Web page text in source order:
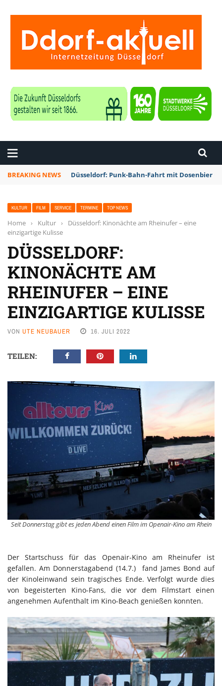
BREAKING NEWS Düsseldorf: Punk-Bahn-Fahrt mit Dosenbier
KULTUR FILM SERVICE TERMINE TOP NEWS
Home › Kultur ›
Düsseldorf: Kinonächte am Rheinufer – eine
einzigartige Kulisse
DÜSSELDORF:
KINONÄCHTE AM
RHEINUFER – EINE
EINZIGARTIGE KULISSE
VON UTE NEUBAUER 16. JULI 2022
TEILEN:
Seit Donnerstag gibt es jeden Abend einen Film im Openair-Kino am Rhein
Der Startschuss für das Openair-Kino am Rheinufer ist
gefallen. Am Donnerstagabend (14.7.) fand James Bond auf
der Kinoleinwand sein tragisches Ende. Verfolgt wurde dies
von begeisterten Kino-Fans, die vor dem Filmstart einen
angenehmen Aufenthalt im Kino-Beach genießen konnten.